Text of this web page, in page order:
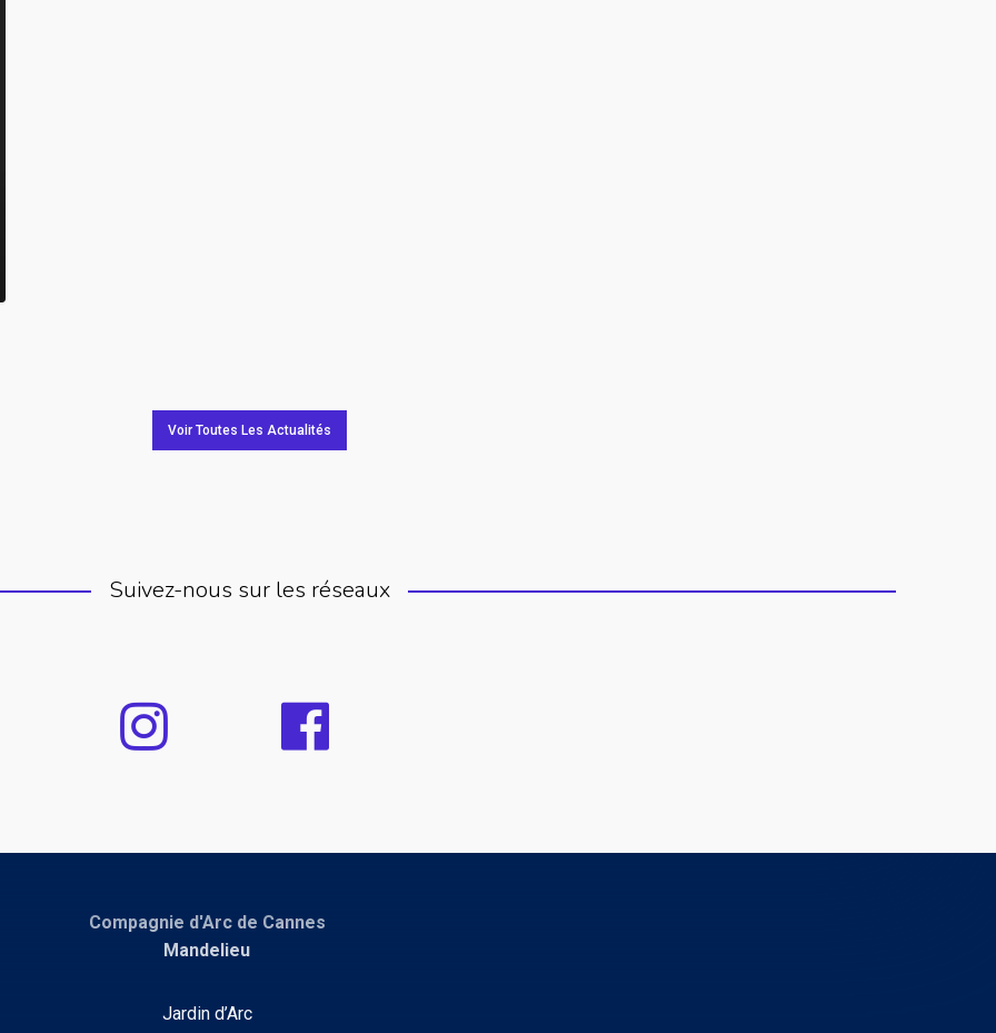
Voir Toutes Les Actualités
Suivez-nous sur les réseaux
Compagnie d'Arc de Cannes
Mandelieu
Jardin d’Arc